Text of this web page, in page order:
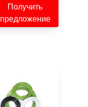
Получить
предложение